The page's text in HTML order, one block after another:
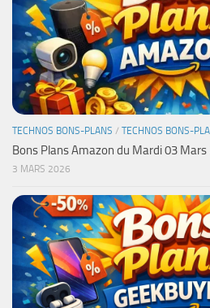
TECHNOS BONS-PLANS / TECHNOS BONS-
Bons Plans Amazon du Mardi 03 Mars
3 MARS 2026